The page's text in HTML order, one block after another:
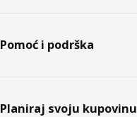
Pomoć i podrška
Planiraj svoju kupovinu